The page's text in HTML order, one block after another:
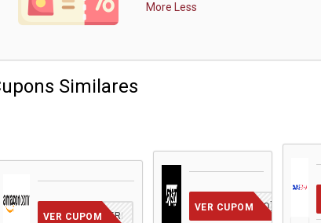
More Less
Similares
CUPOM INSERIDO
VER CUPOM
[JA INCLUSO]
VER CUPOM